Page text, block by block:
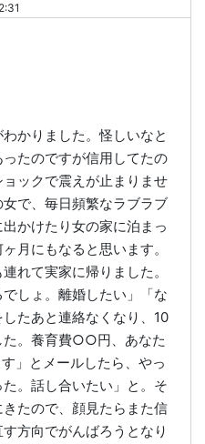
かりました。怪しいなと
たのですが信用してたの
ックで震えが止まりませ
で、毎日頻繁なラブラブ
かけたり女の家に泊まっ
月にもなると思います。
れて実家に帰りました。
しょ。離婚したい」「な
たあと連絡なくなり、10
た。養育費○○円、あなた
」とメールしたら、やっ
。話し合いたい」と。そ
たので、顔見たらまた信
方向でがんばろうとなり